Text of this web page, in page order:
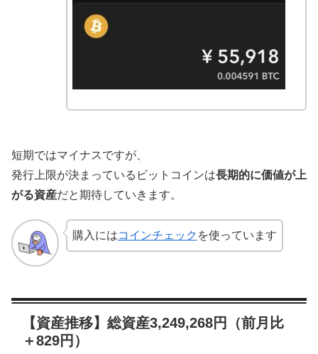
短期ではマイナスですが、
発行上限が決まっているビットコインは長期的に価値が上
がる資産だと期待していきます。
購入にはコインチェック を使っています
【資産推移】総資産3,249,268円（前月比
＋829円）